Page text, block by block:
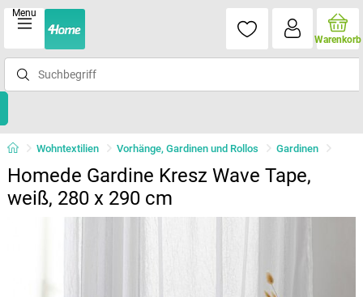
Menu
Warenkorb
Wohntextilien Vorhänge, Gardinen und Rollos Gardinen
Homede Gardine Kresz Wave Tape,
weiß, 280 x 290 cm